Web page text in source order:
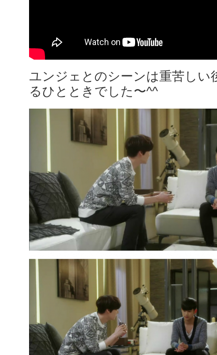
ユンジェとのシーンは重苦しい
るひとときでした〜^^